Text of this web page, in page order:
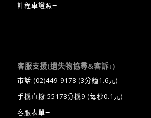
計程車證照⭢
客服支援(遺失物協尋&客訴↓)
市話:(02)449-9178 (3分鐘1.6元)
手機直撥:55178分機9 (每秒0.1元)
客服表單⭢